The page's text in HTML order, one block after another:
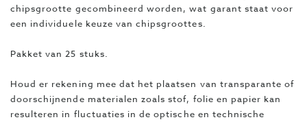
chipsgrootte gecombineerd worden, wat garant staat voor
een individuele keuze van chipsgroottes.
Pakket van 25 stuks.
Houd er rekening mee dat het plaatsen van transparante of
doorschijnende materialen zoals stof, folie en papier kan
resulteren in fluctuaties in de optische en technische